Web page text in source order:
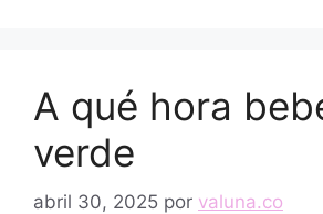
A qué hora
verde
abril 30, 2025 por valuna.co